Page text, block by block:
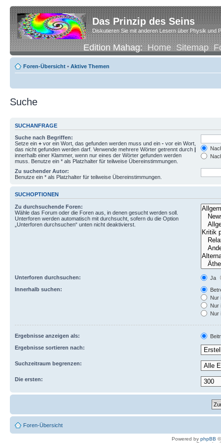
Das Prinzip des Seins
Diskutieren Sie mit anderen Lesern über Physik und
Edition Mahag:Home Sitemap
Foren-Übersicht • Aktive Themen
Suche
SUCHANFRAGE
Suche nach Begriffen:
Setze ein + vor ein Wort, das gefunden werden muss und ein - vor ein Wort,
das nicht gefunden werden darf. Verwende mehrere Wörter getrennt durch |
innerhalb einer Klammer, wenn nur eines der Wörter gefunden werden
muss. Benutze ein * als Platzhalter für teilweise Übereinstimmungen.
Zu suchender Autor:
Benutze ein * als Platzhalter für teilweise Übereinstimmungen.
SUCHOPTIONEN
Zu durchsuchende Foren:
Wähle das Forum oder die Foren aus, in denen gesucht werden soll.
Unterforen werden automatisch mit durchsucht, sofern du die Option
„Unterforen durchsuchen“ unten nicht deaktivierst.
Unterforen durchsuchen:
Ja
Innerhalb suchen:
Nur
Nur
Nur
Ergebnisse anzeigen als:
Ergebnisse sortieren nach:
Suchzeitraum begrenzen:
Die ersten:
Foren-Übersicht
Powered by phpBB